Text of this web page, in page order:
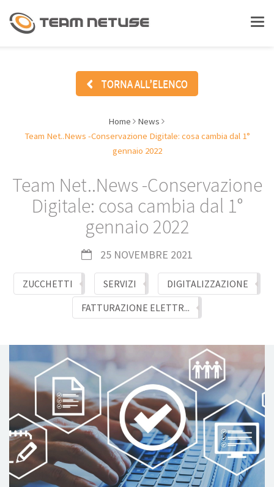
LAVORA CON NOI
CHI SIAMO
Gestionali - ERP
Document Management
Enterprise Social Collaboration
Sales and customer management
HR Solutions
SERVIZI
Business Process Optimization
Gestione studi legali
Intelligenza Artificiale
TORNA ALL’ELENCO
Home
News
Team Net..News -Conservazione Digitale: cosa cambia dal 1°
gennaio 2022
Team Net..News -Conservazione
Digitale: cosa cambia dal 1°
gennaio 2022
25 NOVEMBRE 2021
ZUCCHETTI SERVIZI
DIGITALIZZAZIONE
FATTURAZIONE ELETTR...